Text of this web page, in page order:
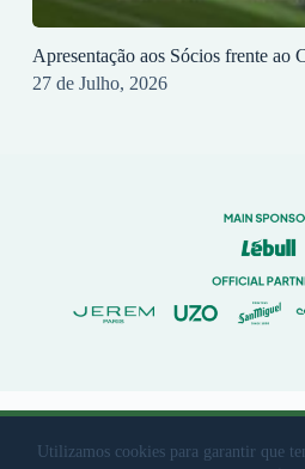
Utilizamos cookies para garantir que
Apresentação aos Sócios frente ao
27 de Julho, 2026
© 2023 Rio Ave Futebol Clube